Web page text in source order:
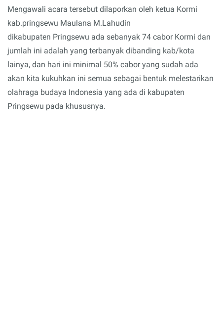
Mengawali acara tersebut dilaporkan oleh ketua Kormi
kab.pringsewu Maulana M.Lahudin
dikabupaten Pringsewu ada sebanyak 74 cabor Kormi dan
jumlah ini adalah yang terbanyak dibanding kab/kota
lainya, dan hari ini minimal 50% cabor yang sudah ada
akan kita kukuhkan ini semua sebagai bentuk melestarikan
olahraga budaya Indonesia yang ada di kabupaten
Pringsewu pada khususnya.